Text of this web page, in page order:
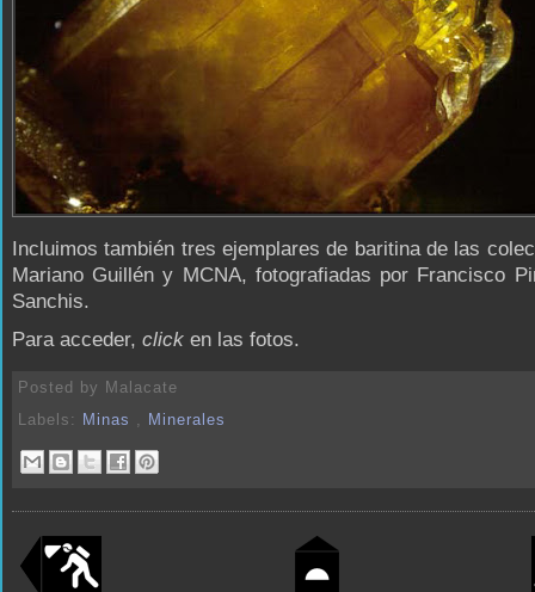
Incluimos también tres ejemplares de baritina de las
Mariano Guillén y MCNA, fotografiadas por Francisco
Sanchis.
Para acceder, click en las fotos.
Posted by Malacate
Labels:
Minas , Minerales